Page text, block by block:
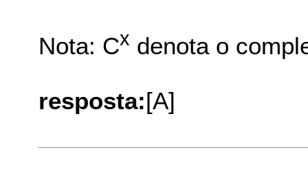
Nota: Cx denota o
resposta:[A]